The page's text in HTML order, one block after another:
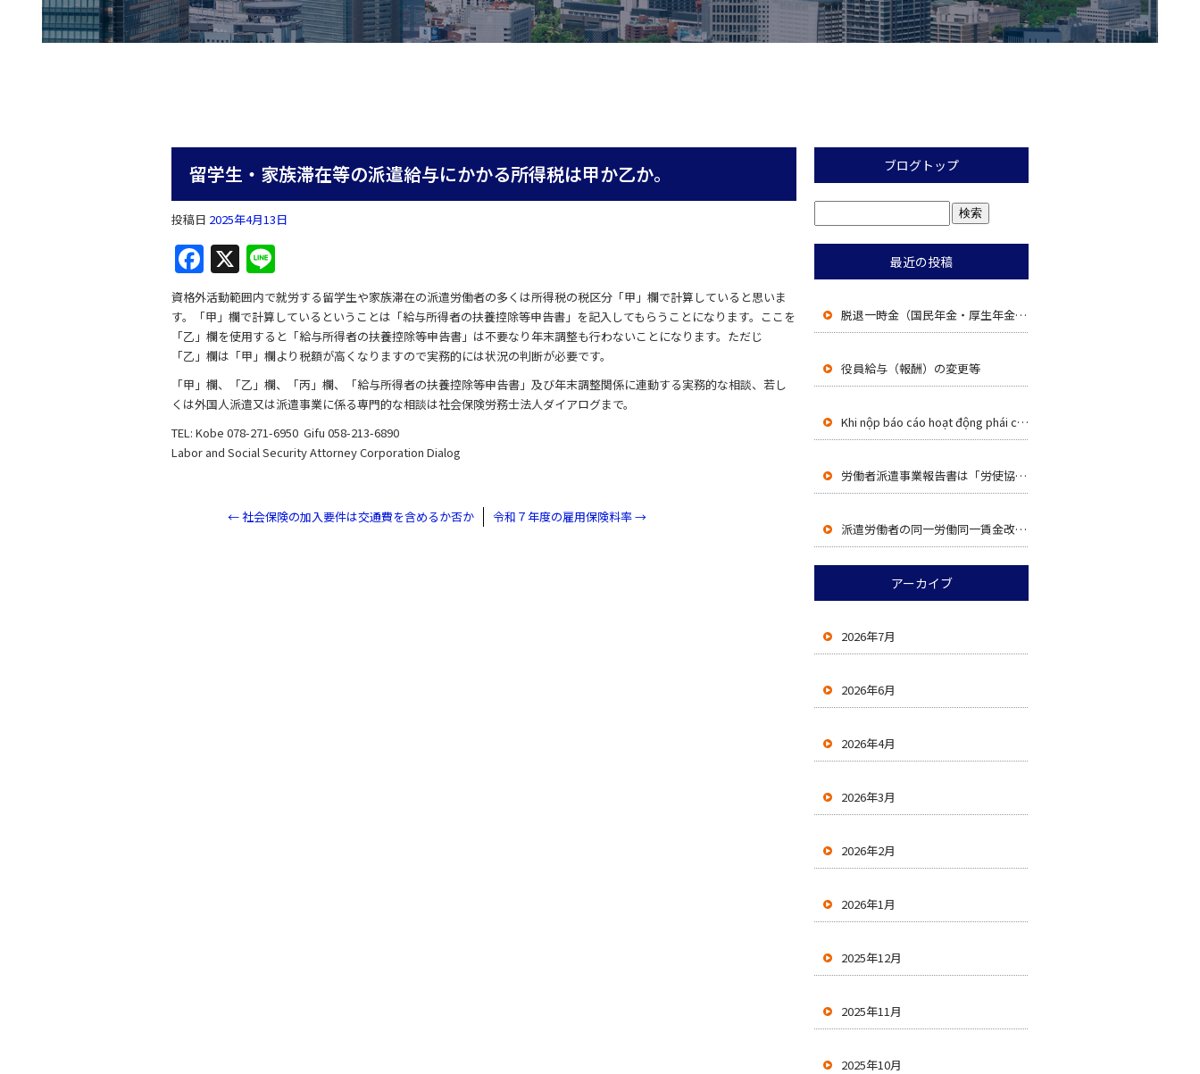
留学生・家族滞在等の派遣給与にかかる所得税は甲か乙か。
投稿日 2025年4月13日
F
a
c
e
b
o
o
k
X
n
e
資格外活動範囲内で就労する留学生や家族滞在の派遣労働者の多くは所得税の税区分「甲」欄で計算していると思いま
す。「甲」欄で計算しているということは「給与所得者の扶養控除等申告書」を記入してもらうことになります。ここを
「乙」欄を使用すると「給与所得者の扶養控除等申告書」は不要なり年末調整も行わないことになります。ただじ
「乙」欄は「甲」欄より税額が高くなりますので実務的には状況の判断が必要です。
「甲」欄、「乙」欄、「丙」欄、「給与所得者の扶養控除等申告書」及び年末調整関係に連動する実務的な相談、若し
くは外国人派遣又は派遣事業に係る専門的な相談は社会保険労務士法人ダイアログまで。
TEL: Kobe 078-271-6950 Gifu 058-213-6890
Labor and Social Security Attorney Corporation Dialog
←社会保険の加入要件は交通費を含めるか否か 令和７年度の雇用保険料率→
ブログトップ
最近の投稿
脱退一時金（国民年金・厚生年金）の上限が５年から８年に、再入国許可（みなし再入国許可を含む）有効期間内は受給不可へ。
役員給与（報酬）の変更等
Khi nộp báo cáo hoạt động phái cử lao động (労働者派遣事業報告書), phải đính kèm bản thỏa thuận lao động (労使協定) theo Điều 30-4 của Luật Phái cử lao động .
労働者派遣事業報告書は「労使協定（派遣法30条の4）」の添付が必要です
派遣労働者の同一労働同一賃金改正（R8.10.1施行）
アーカイブ
2026年7月
2026年6月
2026年4月
2026年3月
2026年2月
2026年1月
2025年12月
2025年11月
2025年10月